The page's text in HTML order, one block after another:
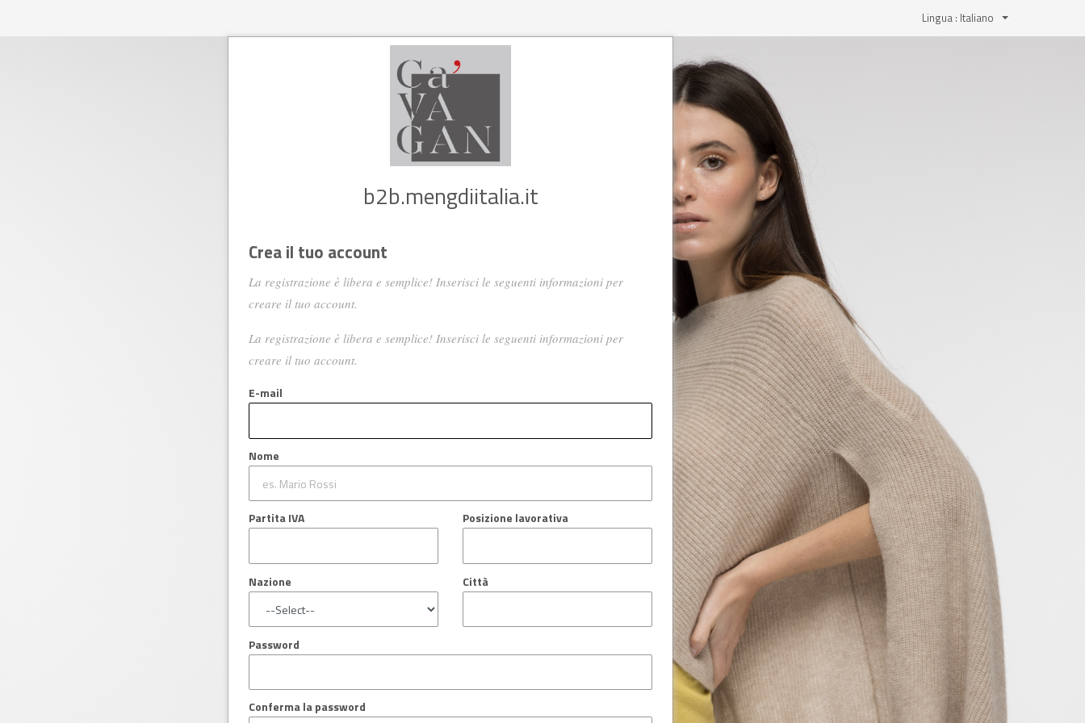
Lingua : Italiano
b2b.mengdiitalia.it
Crea il tuo account
La registrazione è libera e semplice! Inserisci le seguenti informazioni per
creare il tuo account.
La registrazione è libera e semplice! Inserisci le seguenti informazioni per
creare il tuo account.
E-mail
Nome
Partita IVA Posizione lavorativa
Nazione Città
Password
Conferma la password